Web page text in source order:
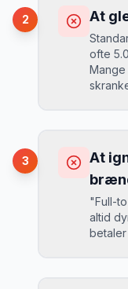
Du
biler er
MJ
“I
kr/
2 At
ofte
Ved
Book
3
At
"Full-
altid